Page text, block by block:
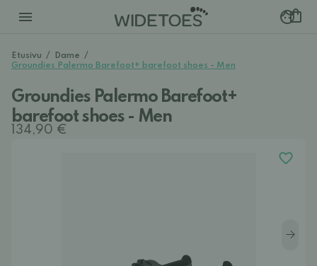
Etusivu / Dame /
Groundies Palermo Barefoot+ barefoot shoes - Men
Groundies Palermo Barefoot+
barefoot shoes - Men
134,90 €